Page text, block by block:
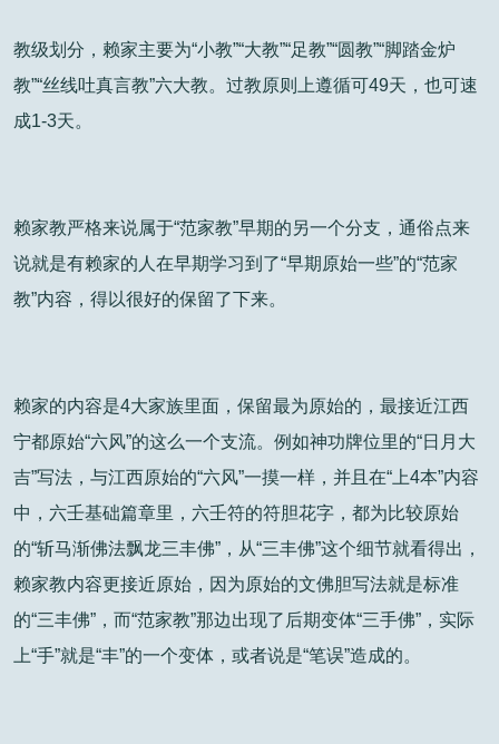
教级划分，赖家主要为“小教”“大教”“足教”“圆教”“脚踏金炉
教”“丝线吐真言教”六大教。过教原则上遵循可49天，也可速
成1-3天。
赖家教严格来说属于“范家教”早期的另一个分支，通俗点来
说就是有赖家的人在早期学习到了“早期原始一些”的“范家
教”内容，得以很好的保留了下来。
赖家的内容是4大家族里面，保留最为原始的，最接近江西
宁都原始“六风”的这么一个支流。例如神功牌位里的“日月大
吉”写法，与江西原始的“六风”一摸一样，并且在“上4本”内容
中，六壬基础篇章里，六壬符的符胆花字，都为比较原始
的“斩马渐佛法飘龙三丰佛”，从“三丰佛”这个细节就看得出，
赖家教内容更接近原始，因为原始的文佛胆写法就是标准
的“三丰佛”，而“范家教”那边出现了后期变体“三手佛”，实际
上“手”就是“丰”的一个变体，或者说是“笔误”造成的。